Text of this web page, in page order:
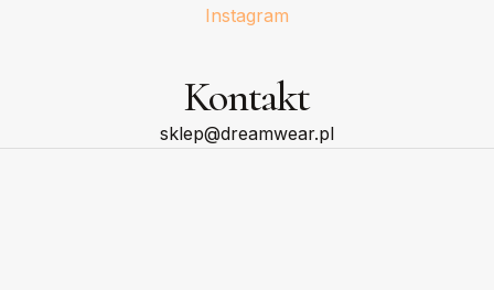
Instagram
Kontakt
sklep@dreamwear.pl